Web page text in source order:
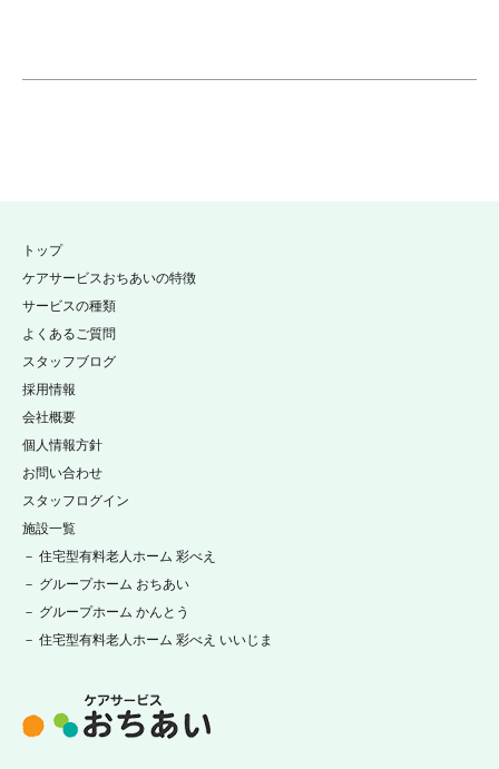
トップ
ケアサービスおちあいの特徴
サービスの種類
よくあるご質問
スタッフブログ
採用情報
施設一覧
－ 住宅型有料老人ホーム 彩べえ
－ グループホーム おちあい
－ グループホーム かんとう
－ 住宅型有料老人ホーム 彩べえ いいじま
会社概要
個人情報方針
お問い合わせ
スタッフログイン